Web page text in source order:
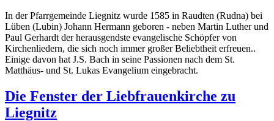
In der Pfarrgemeinde Liegnitz wurde 1585 in Raudten (Rudna) bei
Lüben (Lubin) Johann Hermann geboren - neben Martin Luther und
Paul Gerhardt der herausgendste evangelische Schöpfer von
Kirchenliedern, die sich noch immer großer Beliebtheit erfreuen..
Einige davon hat J.S. Bach in seine Passionen nach dem St.
Matthäus- und St. Lukas Evangelium eingebracht.
Die Fenster der Liebfrauenkirche zu
Liegnitz